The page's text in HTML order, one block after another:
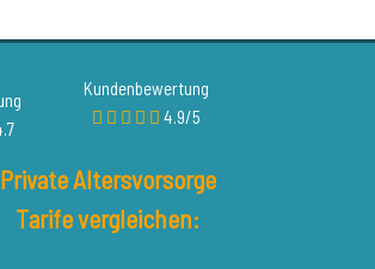
Kundenbewertung
4.9/5
Private Altersvorsorge
Tarife vergleichen: